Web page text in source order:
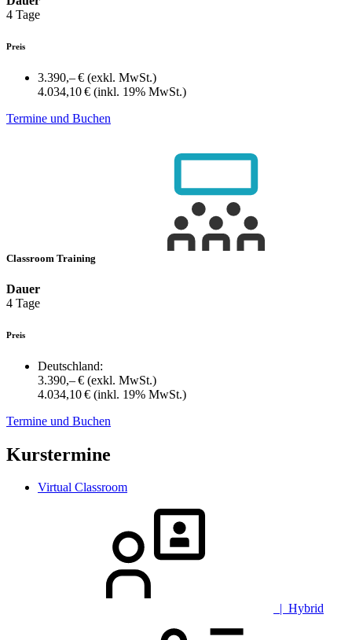
4 Tage
Preis
3.390,– € (exkl. MwSt.)
4.034,10 € (inkl. 19% MwSt.)
Termine und Buchen
Classroom Training
Dauer
4 Tage
Preis
Deutschland:
3.390,– € (exkl. MwSt.)
4.034,10 € (inkl. 19% MwSt.)
Termine und Buchen
Kurstermine
Virtual Classroom
| Hybrid